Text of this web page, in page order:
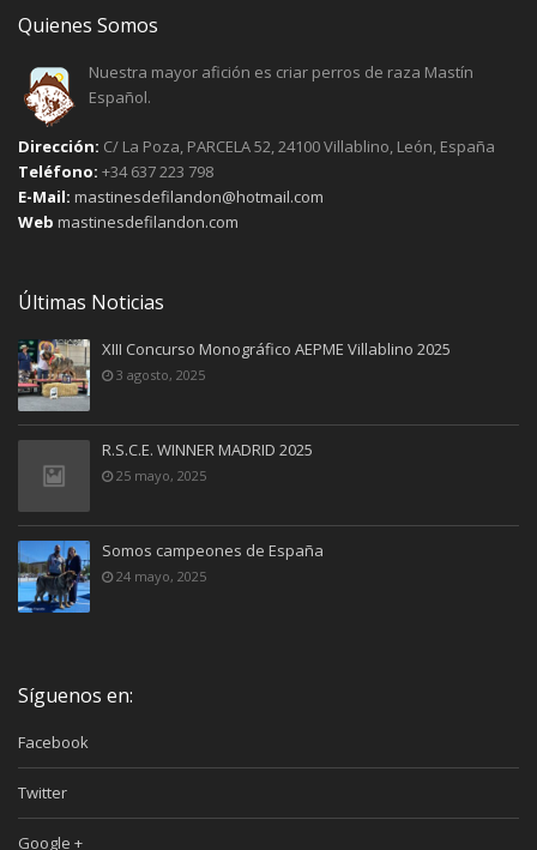
Quienes Somos
Nuestra mayor afición es criar perros de raza Mastín
Español.
Dirección: C/ La Poza, PARCELA 52, 24100 Villablino, León, España
Teléfono: +34 637 223 798
E-Mail: mastinesdefilandon@hotmail.com
Web mastinesdefilandon.com
Últimas Noticias
XIII Concurso Monográfico AEPME Villablino 2025
3 agosto, 2025
R.S.C.E. WINNER MADRID 2025
25 mayo, 2025
Somos campeones de España
24 mayo, 2025
Síguenos en:
Facebook
Twitter
Google +